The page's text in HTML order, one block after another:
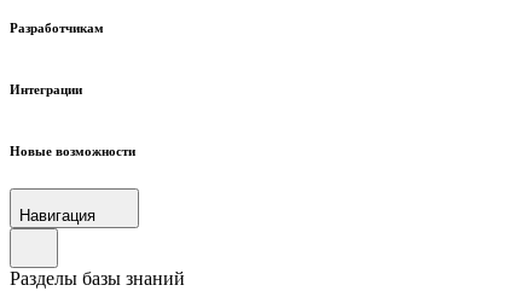
Разработчикам
Интеграции
Новые возможности
Навигация
Разделы базы знаний